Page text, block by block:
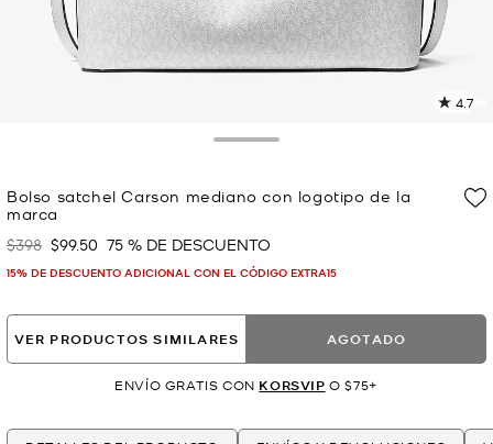
4.7
Bolso satchel Carson mediano con logotipo de la
marca
Era
$398 Ahora
$99.50 75 % DE DESCUENTO
15% DE DESCUENTO ADICIONAL CON EL CÓDIGO EXTRA15
VER PRODUCTOS SIMILARES AGOTADO
ENVÍO GRATIS CON KORSVIP O $75+